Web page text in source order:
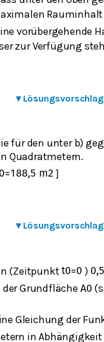
vorübergehende
zur Verfügung
▾ Lösungsvorschlag
für den unter b)
Quadratmetern.
≈188,5 m2 ]
▾ Lösungsvorschlag
(Zeitpunktt0=0 ) 0,5
Grundfläche A0
Gleichung der
in